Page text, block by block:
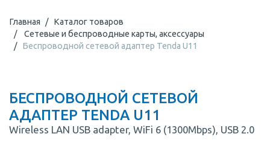
Главная
Каталог товаров
Сетевые и беспроводные карты, аксессуары
Беспроводной сетевой адаптер Tenda U11
БЕСПРОВОДНОЙ СЕТЕВОЙ
АДАПТЕР TENDA U11
Wireless LAN USB adapter, WiFi 6 (1300Mbps), USB 2.0